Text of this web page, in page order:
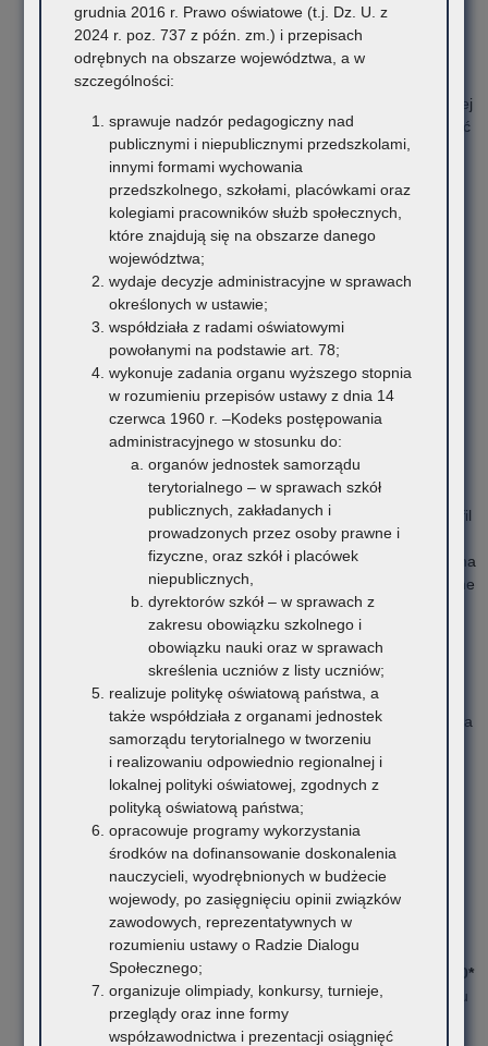
mieć wybrzuszonych ścianek);
Kolejność pozycji w pudłach musi odzwierciedlać kolejność
pozycji w spisie zdawczo-odbiorczym;
Na pudłach archiwalnych, na dłuższym boku pudełek, należy
nanieść w górnej części nazwę szkoły lub placówki oświatowej
(np. za pomocą pieczątki lub etykiety), a także należy nanieść
ołówkiem numery zawartych w pudle pozycji (w dolnej części
tego samego boku). Prawidłowy opis pudła archiwalnego
znajduje się w załączniku nr 5;
Kwalifikacja dokumentacji przebiegu nauczania do kategorii
archiwalnej –przedszkola, szkoły podstawowe, szkoły
ponadpodstawowe::
Księga Protokołów Rady Pedagogicznej –A/B25*
Księga Uchwał Rady Pedagogicznej –
Księga Uczniów –A/B50*
Księga Ewidencji Dzieci –A/B50*
Księga Ocen/Arkusz Ocen –A/B50*
Protokoły z egzaminu dojrzałości – A/B50*
Protokoły z egzaminu nauki zawodu –A/B50*
Protokoły z egzaminu przygotowania zawodowego –
A/B50*
Dziennik Lekcyjny –B5 (rozpisać na klasy i profil np.
Dziennik lekcyjny klasa – IA rok szkolny 2003/2004 profil
Dziennik zajęć pozalekcyjnych i innych –
(rozpisać na
rodzaje np. dziennik zajęć pozalekcyjny – kółko teatralne
rok szkolny 2023/2024)
Dokumentacja zewnętrznego egzaminu maturalnego,
egzaminu potwierdzającego kwalifikacje zawodowe oraz
egzaminu potwierdzającego kwalifikacje w zawodzie
podlega przekazaniu do archiwum zakładowego
Kuratoriumponieważ właściwą instytucją do przechowywania
wyżej wymienionej dokumentacji jest Okręgowa Komisja
Egzaminacyjna w Krakowie.
Kwalifikacja dokumentacji przebiegu nauczania do kategorii
archiwalnej –placówki kształcenia ustawicznego
w formach pozaszkolnych oraz placówki doskonalenia
nauczycieli:
Program nauczania –A/B50*
Dziennik zajęć – B5(rozpisać na rodzaje np. dziennik
zajęć – magazynier-logistyk)
Ewidencja wydanych zaświadczeń –A/B50*
Rejestr wydanych świadectw ukończenia kursu –
A/B50*
Protokół z przeprowadzonego zaliczenia albo egzaminu
A/B50*
grudnia 2016 r. Prawo oświatowe (t.j. Dz. U. z
2024 r. poz. 737 z późn. zm.) i przepisach
odrębnych na obszarze województwa, a w
szczególności:
sprawuje nadzór pedagogiczny nad
publicznymi i niepublicznymi przedszkolami,
innymi formami wychowania
przedszkolnego, szkołami, placówkami oraz
kolegiami pracowników służb społecznych,
które znajdują się na obszarze danego
województwa;
wydaje decyzje administracyjne w sprawach
określonych w ustawie;
współdziała z radami oświatowymi
powołanymi na podstawie art. 78;
wykonuje zadania organu wyższego stopnia
w rozumieniu przepisów ustawy z dnia 14
czerwca 1960 r. –Kodeks postępowania
administracyjnego w stosunku do:
organów jednostek samorządu
terytorialnego – w sprawach szkół
publicznych, zakładanych i
prowadzonych przez osoby prawne i
fizyczne, oraz szkół i placówek
niepublicznych,
dyrektorów szkół – w sprawach z
zakresu obowiązku szkolnego i
obowiązku nauki oraz w sprawach
skreślenia uczniów z listy uczniów;
realizuje politykę oświatową państwa, a
także współdziała z organami jednostek
samorządu terytorialnego w tworzeniu
i realizowaniu odpowiednio regionalnej i
lokalnej polityki oświatowej, zgodnych z
polityką oświatową państwa;
opracowuje programy wykorzystania
środków na dofinansowanie doskonalenia
nauczycieli, wyodrębnionych w budżecie
wojewody, po zasięgnięciu opinii związków
zawodowych, reprezentatywnych w
rozumieniu ustawy o Radzie Dialogu
Społecznego;
organizuje olimpiady, konkursy, turnieje,
przeglądy oraz inne formy
współzawodnictwa i prezentacji osiągnięć